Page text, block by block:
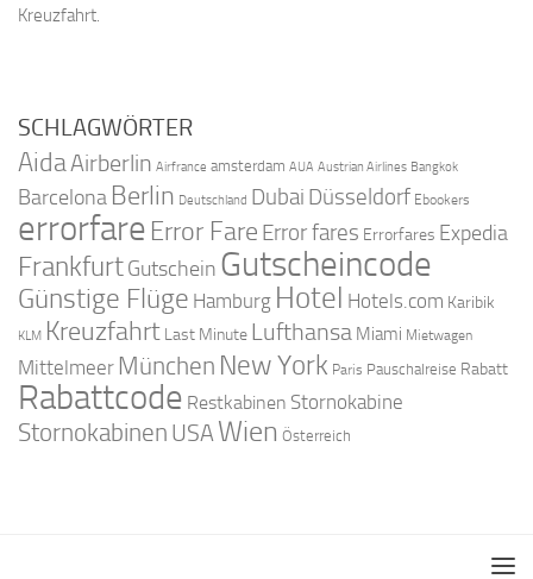
Kreuzfahrt.
SCHLAGWÖRTER
AidaAirberlin Airfrance amsterdam AUA Austrian Airlines Bangkok
Barcelona Berlin Deutschland Dubai Düsseldorf Ebookers
errorfare Error Fare Error fares Errorfares Expedia
FrankfurtGutschein Gutscheincode
Günstige Flüge Hamburg Hotel Hotels.com Karibik
KLM Kreuzfahrt Last Minute Lufthansa Miami Mietwagen
Mittelmeer München New York Paris Pauschalreise Rabatt
Rabattcode Restkabinen Stornokabine
Stornokabinen USAWien Österreich